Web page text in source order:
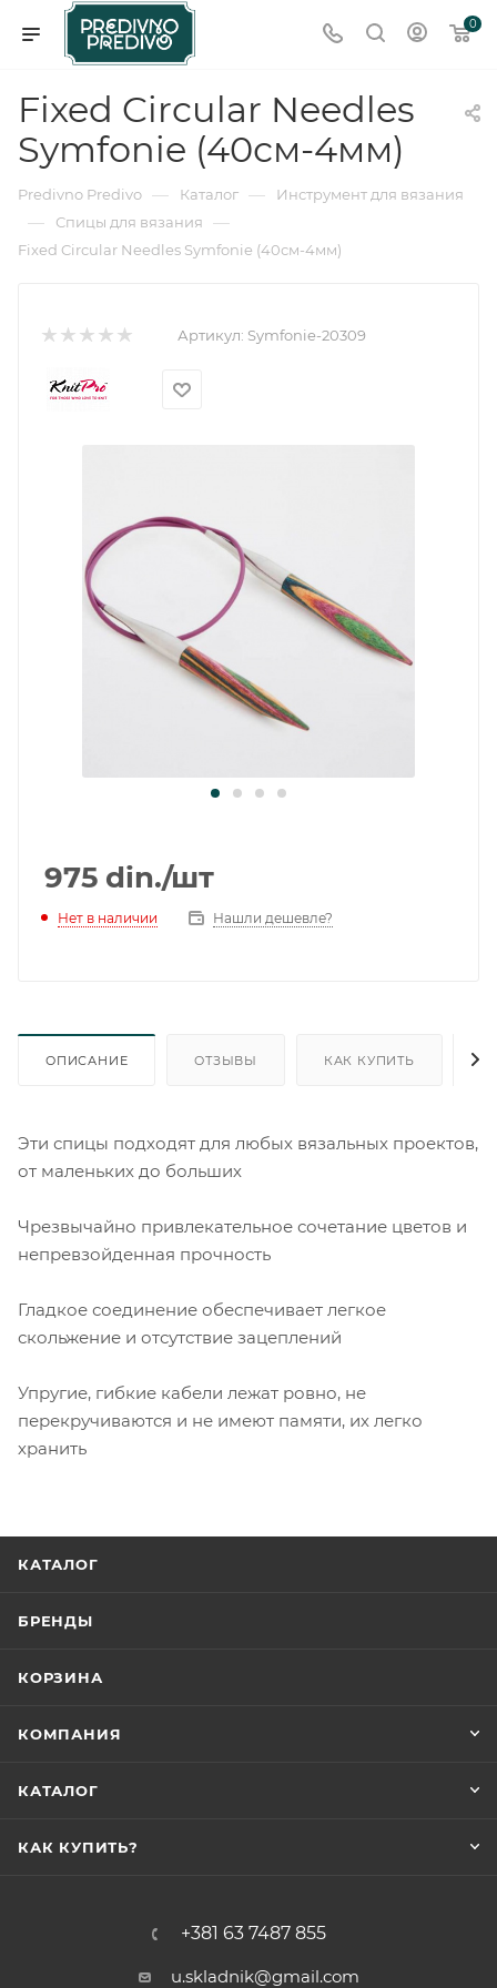
0
Fixed Circular Needles
Symfonie (40см-4мм)
Predivno Predivo — Каталог — Инструмент для вязания
— Спицы для вязания —
Fixed Circular Needles Symfonie (40см-4мм)
Артикул: Symfonie-20309
975 din./шт
Нет в наличии Нашли дешевле?
ОПИСАНИЕ ОТЗЫВЫ КАК КУПИТЬ
Эти спицы подходят для любых вязальных проектов,
от маленьких до больших
Чрезвычайно привлекательное сочетание цветов и
непревзойденная прочность
Гладкое соединение обеспечивает легкое
скольжение и отсутствие зацеплений
Упругие, гибкие кабели лежат ровно, не
перекручиваются и не имеют памяти, их легко
хранить
КАТАЛОГ
БРЕНДЫ
КОРЗИНА
КОМПАНИЯ
КАТАЛОГ
КАК КУПИТЬ?
+381 63 7487 855
u.skladnik@gmail.com